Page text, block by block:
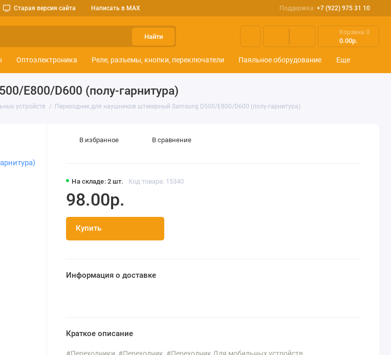
Старая версия сайта Написать в MAX Поддержка +7 (922) 975 31 10
Найти
Корзина 0
0.00р.
Оптоэлектроника Реле, разъемы, кнопки, переключатели Паяльное оборудование Еще
E800/D600 (полу-гарнитура)
устройств Переходник для наушников штекерный Samsung D500/E800/D600 (полу-гарнитура)
На складе: 2 шт. Код товара: 15340
98.00р.
Купить
В избранное В сравнение
Информация о доставке
Краткое описание